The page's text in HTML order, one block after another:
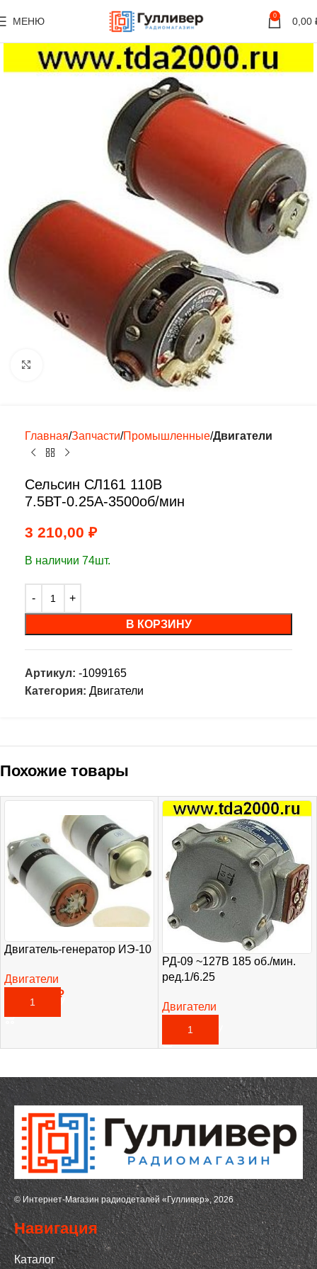
МЕНЮ 0 0,00
Нажмите, чтобы увеличить
Главная Запчасти Промышленные Двигатели
Сельсин СЛ161 110В
7.5ВТ-0.25А-3500об/мин
3 210,00 ₽
В наличии 74шт.
В КОРЗИНУ
Артикул: -1099165
Категория: Двигатели
Похожие товары
Двигатель-генератор ИЭ-10
Двигатели
₽
В КОРЗИНУ
РД-09 ~127В 185 об./мин.
ред.1/6.25
Двигатели
В КОРЗИНУ
© Интернет-Магазин радиодеталей «Гулливер», 2026
Навигация
Каталог